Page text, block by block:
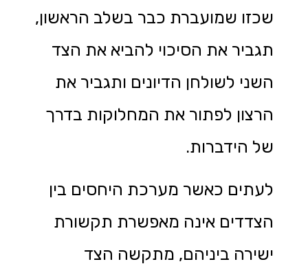
שכזו שמועברת כבר בשלב הראשון,
תגביר את הסיכוי להביא את הצד
השני לשולחן הדיונים ותגביר את
הרצון לפתור את המחלוקות בדרך
של הידברות.
לעתים כאשר מערכת היחסים בין
הצדדים אינה מאפשרת תקשורת
ישירה ביניהם, מתקשה הצד